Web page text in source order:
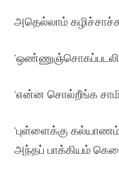
அதெல்லாம்
‘என்ன சொல்றீங்க
‘புள்ளைக்கு
அந்தப் பாக்கியம்